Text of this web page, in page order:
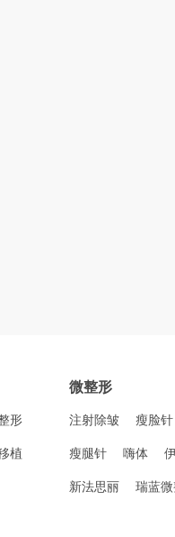
形
植
微整形
注射除皱 瘦脸针
瘦腿针 嗨体
新法思丽 瑞蓝